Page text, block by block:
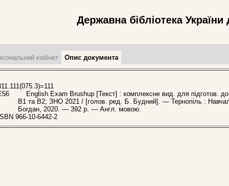
Державна бібліотека
кабінет Опис документа
English Exam Brushup [Текст] : комплексне вид. для підготов.
В1 та В2; ЗНО 2021 / [голов. ред. Б. Будний]. — Тернопіль :
Богдан, 2020. — 392 p. — Англ. мовою.
ISBN 966-10-6442-2